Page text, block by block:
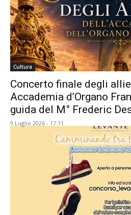
Cultura
Concerto finale degli
Accademia d’Organo
guida del M° Frederic
9 Luglio 2026 - 17:11